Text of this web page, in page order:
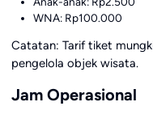
WNA: Rp100.000
Catatan: Tarif tiket
pengelola objek wisata.
Jam Operasional